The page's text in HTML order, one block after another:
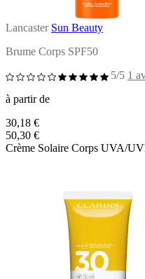
Lancaster Sun Beauty
Brume Corps SPF50
5/5 1
à partir de
30,18 €
50,30 €
Crème Solaire Corps UVA/